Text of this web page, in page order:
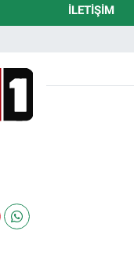
İLETIŞIM